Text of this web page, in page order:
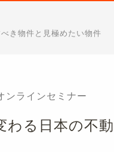
き物件と見極めたい物件
ンラインセミナー
わる日本の不